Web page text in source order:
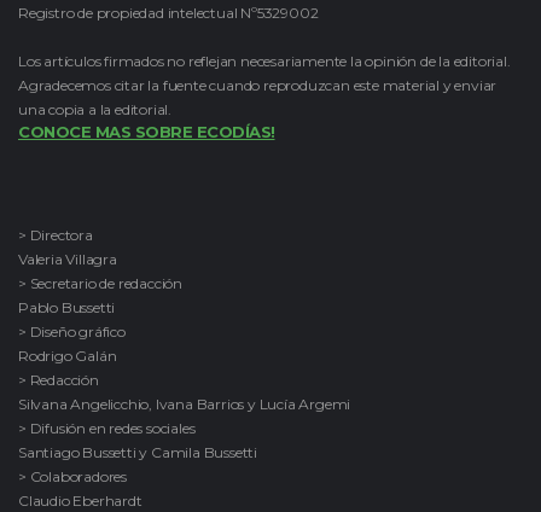
Registro de propiedad intelectual Nº5329002
Los artículos firmados no reflejan necesariamente la opinión de la editorial.
Agradecemos citar la fuente cuando reproduzcan este material y enviar
una copia a la editorial.
CONOCE MAS SOBRE ECODÍAS!
> Directora
Valeria Villagra
> Secretario de redacción
Pablo Bussetti
> Diseño gráfico
Rodrigo Galán
> Redacción
Silvana Angelicchio, Ivana Barrios y Lucía Argemi
> Difusión en redes sociales
Santiago Bussetti y Camila Bussetti
> Colaboradores
Claudio Eberhardt